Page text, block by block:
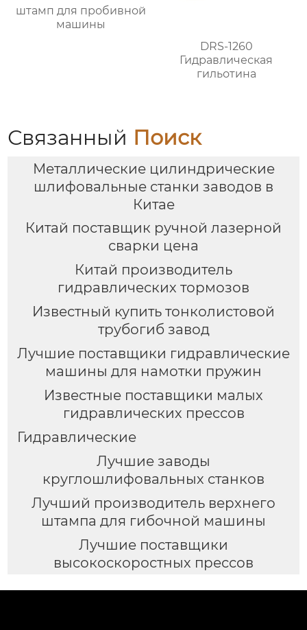
штамп для пробивной
машины
DRS-1260
Гидравлическая
гильотина
Связанный Поиск
Металлические цилиндрические
шлифовальные станки заводов в
Китае
Китай поставщик ручной лазерной
сварки цена
Китай производитель
гидравлических тормозов
Известный купить тонколистовой
трубогиб завод
Лучшие поставщики гидравлические
машины для намотки пружин
Известные поставщики малых
гидравлических прессов
Гидравлические
Лучшие заводы
круглошлифовальных станков
Лучший производитель верхнего
штампа для гибочной машины
Лучшие поставщики
высокоскоростных прессов